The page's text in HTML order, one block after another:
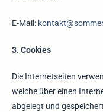
E-Mail:
3. Cookies
Die Internetseiten
welche über einen
abgelegt und